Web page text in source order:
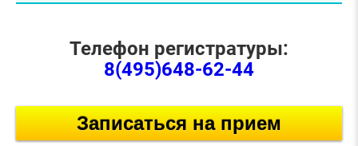
Телефон регистратуры:
8(495)648-62-44
Записаться на прием